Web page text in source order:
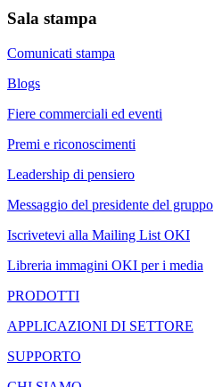
Sala stampa
Comunicati stampa
Blogs
Fiere commerciali ed eventi
Premi e riconoscimenti
Leadership di pensiero
Messaggio del presidente del gruppo
Iscrivetevi alla Mailing List OKI
Libreria immagini OKI per i media
PRODOTTI
APPLICAZIONI DI SETTORE
SUPPORTO